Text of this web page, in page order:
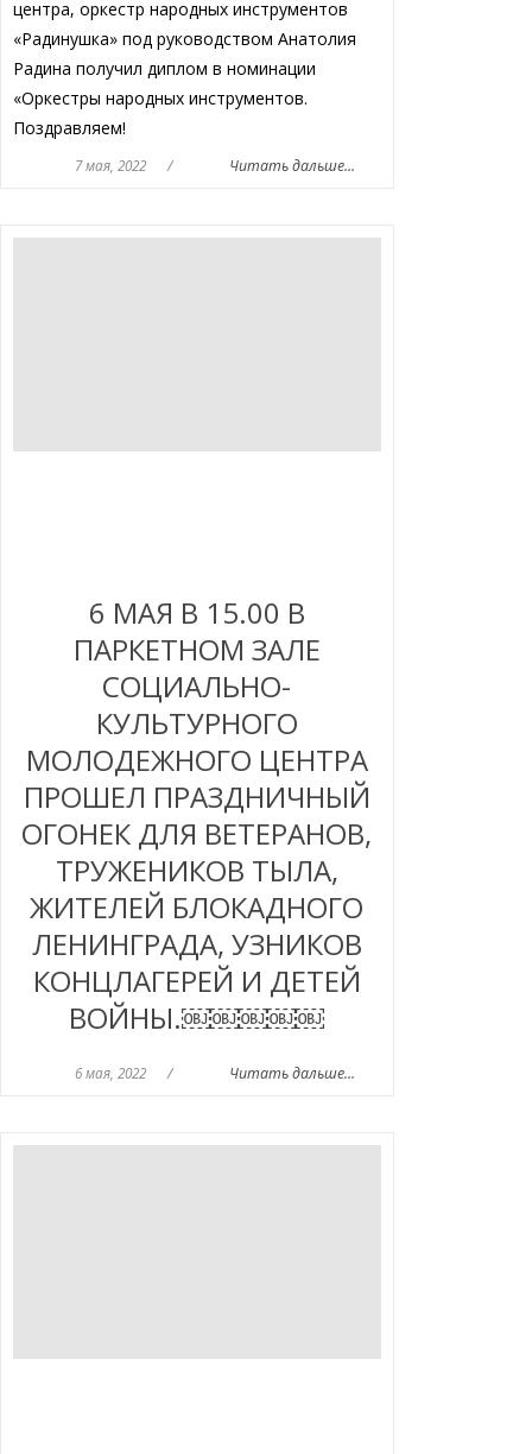
центра, оркестр народных инструментов
«Радинушка» под руководством Анатолия
Радина получил диплом в номинации
«Оркестры народных инструментов.
Поздравляем!
7 мая, 2022 / Читать дальше...
6 МАЯ В 15.00 В
ПАРКЕТНОМ ЗАЛЕ
СОЦИАЛЬНО-
КУЛЬТУРНОГО
МОЛОДЕЖНОГО ЦЕНТРА
ПРОШЕЛ ПРАЗДНИЧНЫЙ
ОГОНЕК ДЛЯ ВЕТЕРАНОВ,
ТРУЖЕНИКОВ ТЫЛА,
ЖИТЕЛЕЙ БЛОКАДНОГО
ЛЕНИНГРАДА, УЗНИКОВ
КОНЦЛАГЕРЕЙ И ДЕТЕЙ
ВОЙНЫ.￼￼￼￼￼
6 мая, 2022 / Читать дальше...